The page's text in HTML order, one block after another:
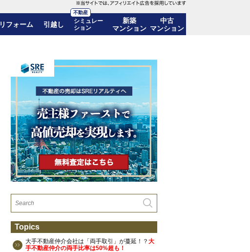
リフォーム 引越し
不動産
シミュレー
ション
新築
マンション
中古
マンション
Topics
大手不動産仲介会社は「両手取引」が蔓延！？ 大
手不動産仲介の両手比率は50%超も！